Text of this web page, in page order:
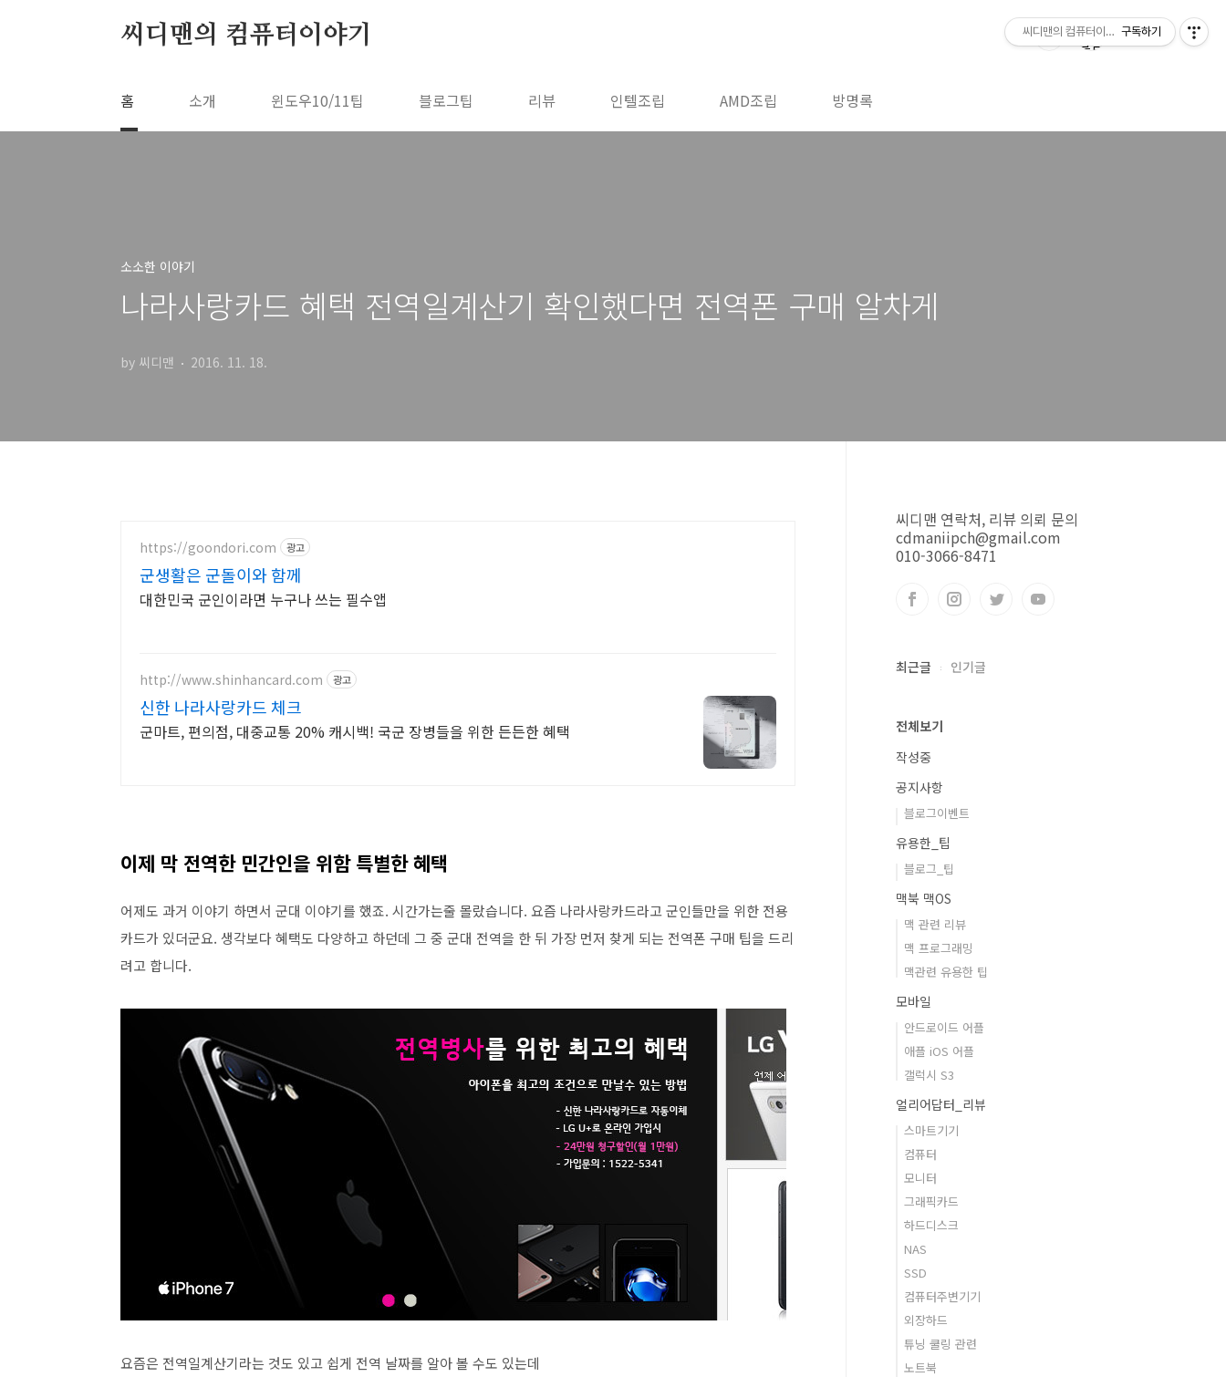
씨디맨의 컴퓨터이야기
홈 소개 윈도우10/11팁 블로그팁 리뷰 인텔조립 AMD조립 방명록
소소한 이야기
나라사랑카드 혜택 전역일계산기 확인했다면 전역폰 구매 알차게
by 씨디맨 2016. 11. 18.
https://goondori.com 광고
군생활은 군돌이와 함께
대한민국 군인이라면 누구나 쓰는 필수앱
http://www.shinhancard.com 광고
신한 나라사랑카드 체크
군마트, 편의점, 대중교통 20% 캐시백! 국군 장병들을 위한 든든한 혜택
이제 막 전역한 민간인을 위함 특별한 혜택
어제도 과거 이야기 하면서 군대 이야기를 했죠. 시간가는줄 몰랐습니다. 요즘 나라사랑카드라고 군인들만을 위한 전용
카드가 있더군요. 생각보다 혜택도 다양하고 하던데 그 중 군대 전역을 한 뒤 가장 먼저 찾게 되는 전역폰 구매 팁을 드리
려고 합니다.
요즘은 전역일계산기라는 것도 있고 쉽게 전역 날짜를 알아 볼 수도 있는데
씨디맨 연락처, 리뷰 의뢰 문의
cdmaniipch@gmail.com
010-3066-8471
최근글 인기글
전체보기
작성중
공지사항
블로그이벤트
유용한_팁
블로그_팁
맥북 맥OS
맥 관련 리뷰
맥 프로그래밍
맥관련 유용한 팁
모바일
안드로이드 어플
애플 iOS 어플
갤럭시 S3
얼리어답터_리뷰
스마트기기
컴퓨터
모니터
그래픽카드
하드디스크
NAS
SSD
컴퓨터주변기기
외장하드
튜닝 쿨링 관련
노트북
씨디맨의 컴퓨터이야기구독하기